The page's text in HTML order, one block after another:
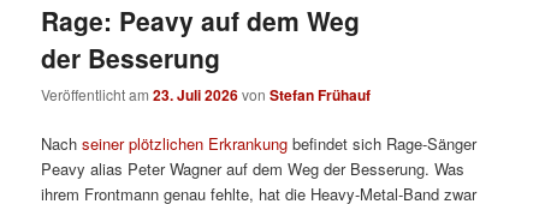
Rage: Peavy auf dem Weg
der Besserung
Veröffentlicht am23. Juli 2026vonStefan Frühauf
Nachseiner plötzlichen Erkrankung befindet sich Rage-Sänger
Peavy alias Peter Wagner auf dem Weg der Besserung. Was
ihrem Frontmann genau fehlte, hat die Heavy-Metal-Band zwar